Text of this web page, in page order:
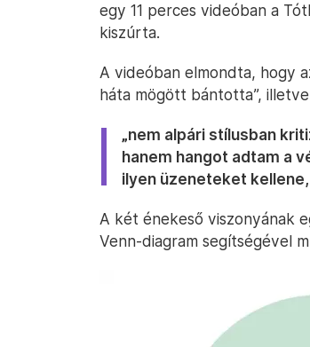
egy 11 perces videóban a
kiszúrta.
A videóban elmondta, hogy
háta mögött bántotta”, illetve
„nem alpári stílusban
hanem hangot adtam a
ilyen üzeneteket
A két énekeső viszonyának
Venn-diagram segítségével